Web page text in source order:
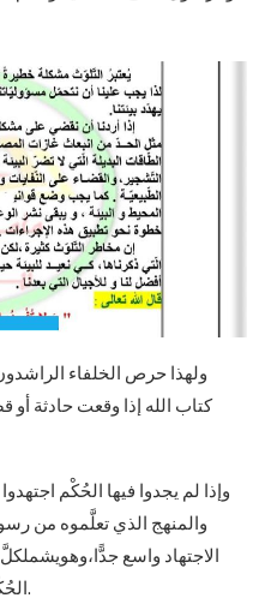
ولهذا حرص الخلفاء
كتاب الله إذا وقعت حادثة أو
وإذا لم يجدوا فيها الحُكْم
والمنهج الذي تعلَّموه من
الاجتهاد واسع
الحُكْم الشرعي المراد بصورة مباشرة.